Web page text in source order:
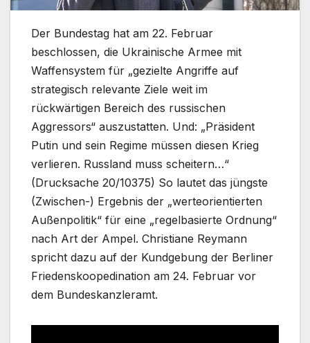
Der Bundestag hat am 22. Februar
beschlossen, die Ukrainische Armee mit
Waffensystem für „gezielte Angriffe auf
strategisch relevante Ziele weit im
rückwärtigen Bereich des russischen
Aggressors“ auszustatten. Und: „Präsident
Putin und sein Regime müssen diesen Krieg
verlieren. Russland muss scheitern…“
(Drucksache 20/10375) So lautet das jüngste
(Zwischen-) Ergebnis der „werteorientierten
Außenpolitik“ für eine „regelbasierte Ordnung“
nach Art der Ampel. Christiane Reymann
spricht dazu auf der Kundgebung der Berliner
Friedenskoopedination am 24. Februar vor
dem Bundeskanzleramt.